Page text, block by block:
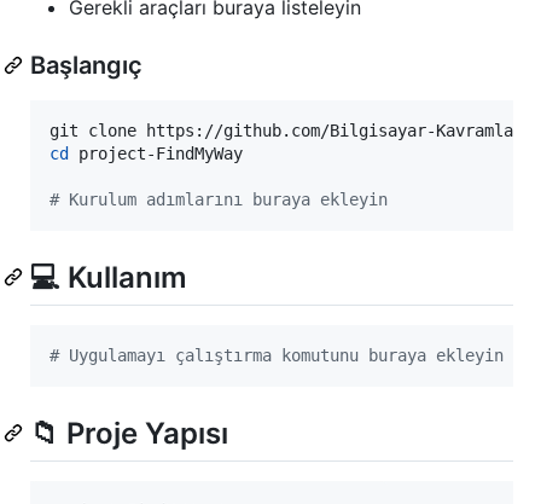
Gerekli araçları buraya listeleyin
Başlangıç
cd project-FindMyWay
# Kurulum adımlarını buraya ekleyin
💻 Kullanım
# Uygulamayı çalıştırma komutunu buraya ekleyin
📁 Proje Yapısı